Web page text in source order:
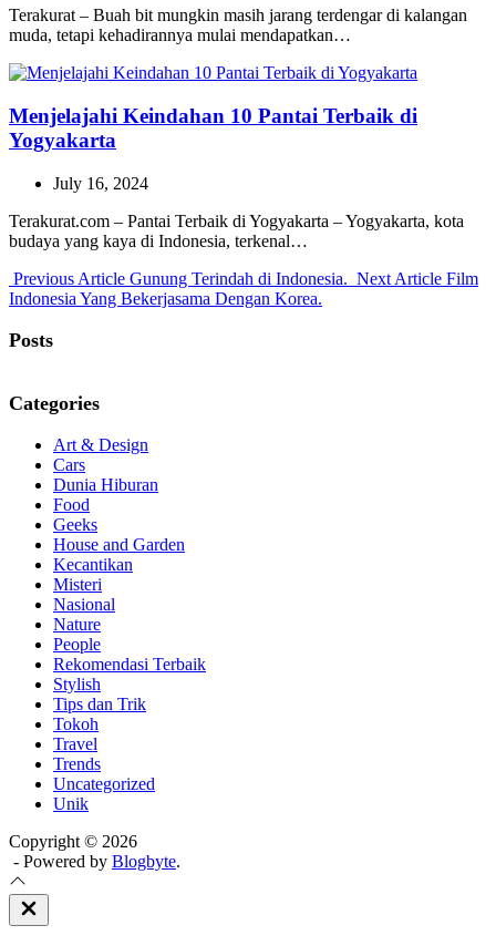
Terakurat – Buah bit mungkin masih jarang terdengar di kalangan
muda, tetapi kehadirannya mulai mendapatkan…
Menjelajahi Keindahan 10 Pantai Terbaik di
Yogyakarta
July 16, 2024
Terakurat.com – Pantai Terbaik di Yogyakarta – Yogyakarta, kota
budaya yang kaya di Indonesia, terkenal…
Previous Article Previous
Post:
Gunung Terindah di Indonesia. Next Article Next
Film
Indonesia Yang Bekerjasama Dengan Korea.
Posts
Categories
Art & Design
Cars
Dunia Hiburan
Food
Geeks
House and Garden
Kecantikan
Misteri
Nasional
Nature
People
Rekomendasi Terbaik
Stylish
Tips dan Trik
Tokoh
Travel
Trends
Uncategorized
Unik
Copyright © 2026
- Powered by Blogbyte.
Close
Off